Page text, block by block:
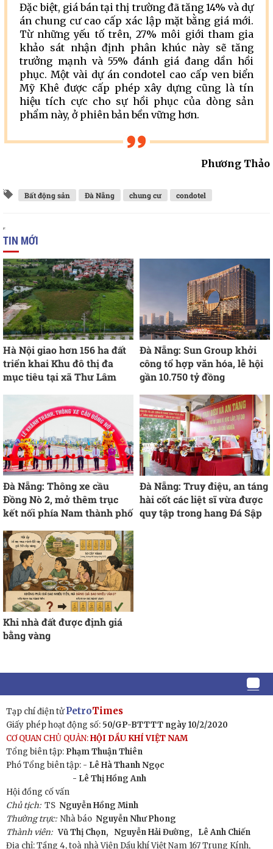
Đặc biệt, giá bán tại thị trường đã tăng 14% và dự
án chung cư cao cấp xác lập mặt bằng giá mới.
Từ những yếu tố trên, 27% môi giới tham gia
khảo sát nhận định phân khúc này sẽ tăng
trưởng mạnh và 55% đánh giá đang dần hồi
phục. Một vài dự án condotel cao cấp ven biển
Mỹ Khê được cấp phép xây dựng cũng là tín
hiệu tích cực cho sự hồi phục của dòng sản
phẩm này, ở phiên bản bền vững hơn.
Phương Thảo
Bất động sản Đà Nẵng chung cư condotel
TIN MỚI
Hà Nội giao hơn 156 ha đất
triển khai Khu đô thị đa
mục tiêu tại xã Thư Lâm
Đà Nẵng: Sun Group khởi
công tổ hợp văn hóa, lễ hội
gần 10.750 tỷ đồng
Đà Nẵng: Thông xe cầu
Đồng Nò 2, mở thêm trục
kết nối phía Nam thành phố
Đà Nẵng: Truy điệu, an táng
hài cốt các liệt sĩ vừa được
quy tập trong hang Đá Sập
Khi nhà đất được định giá
bằng vàng
Tạp chí điện tửPetroTimes
Giấy phép hoạt động số: 50/GP-BTTTT ngày 10/2/2020
CƠ QUAN CHỦ QUẢN:HỘI DẦU KHÍ VIỆT NAM
Tổng biên tập: Phạm Thuận Thiên
Phó Tổng biên tập: - Lê Hà Thanh Ngọc
- Lê Thị Hồng Anh
Hội đồng cố vấn
Chủ tịch:TS Nguyễn Hồng Minh
Thường trực: Nhà báo Nguyễn Như Phong
Thành viên: Vũ Thị Chọn, Nguyễn Hải Đường,
Lê Anh Chiến
Địa chỉ: Tầng 4, toà nhà Viện Dầu khí Việt Nam 167 Trung Kính,